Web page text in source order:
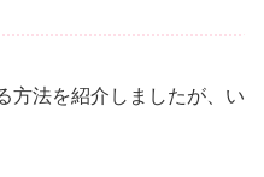
方法を紹介しましたが、い